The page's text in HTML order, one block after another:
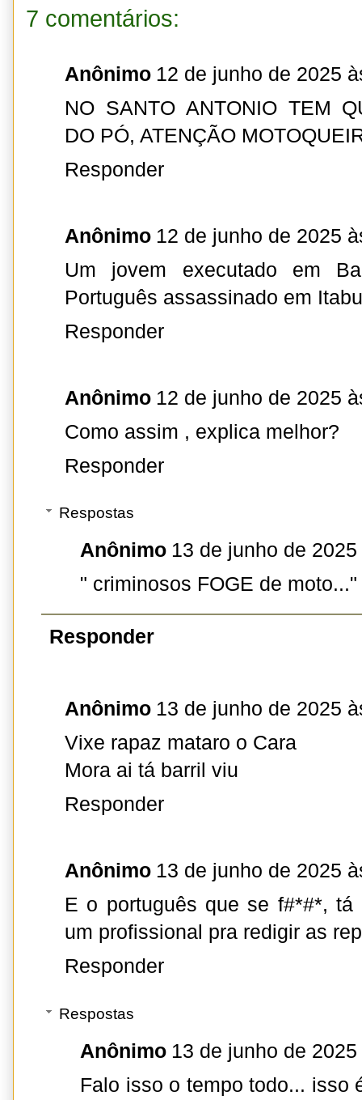
7 comentários:
Anônimo 12 de junho de 2025
NO SANTO ANTONIO TEM
DO PÓ, ATENÇÃO
Responder
Anônimo 12 de junho de 2025
Um jovem executado em
Português assassinado em
Responder
Anônimo 12 de junho de 2025
Como assim , explica melhor?
Responder
Respostas
Anônimo 13 de junho de
" criminosos FOGE de
Responder
Anônimo 13 de junho de 2025
Vixe rapaz mataro o Cara
Mora ai tá barril viu
Responder
Anônimo 13 de junho de 2025
E o português que se f#*#*, tá
um profissional pra redigir as
Responder
Respostas
Anônimo 13 de junho de
Falo isso o tempo todo... isso